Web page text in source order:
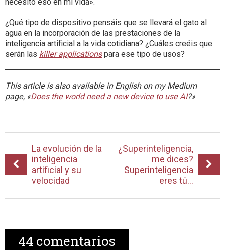
¿Qué tipo de dispositivo pensáis que se llevará el gato al
agua en la incorporación de las prestaciones de la
inteligencia artificial a la vida cotidiana? ¿Cuáles creéis que
serán las killer applicationspara ese tipo de usos?
This article is also available in English on my Medium
page, «Does the world need a new device to use AI?»
La evolución de la
inteligencia
artificial y su
velocidad
¿Superinteligencia,
me dices?
Superinteligencia
eres tú…
44 comentarios